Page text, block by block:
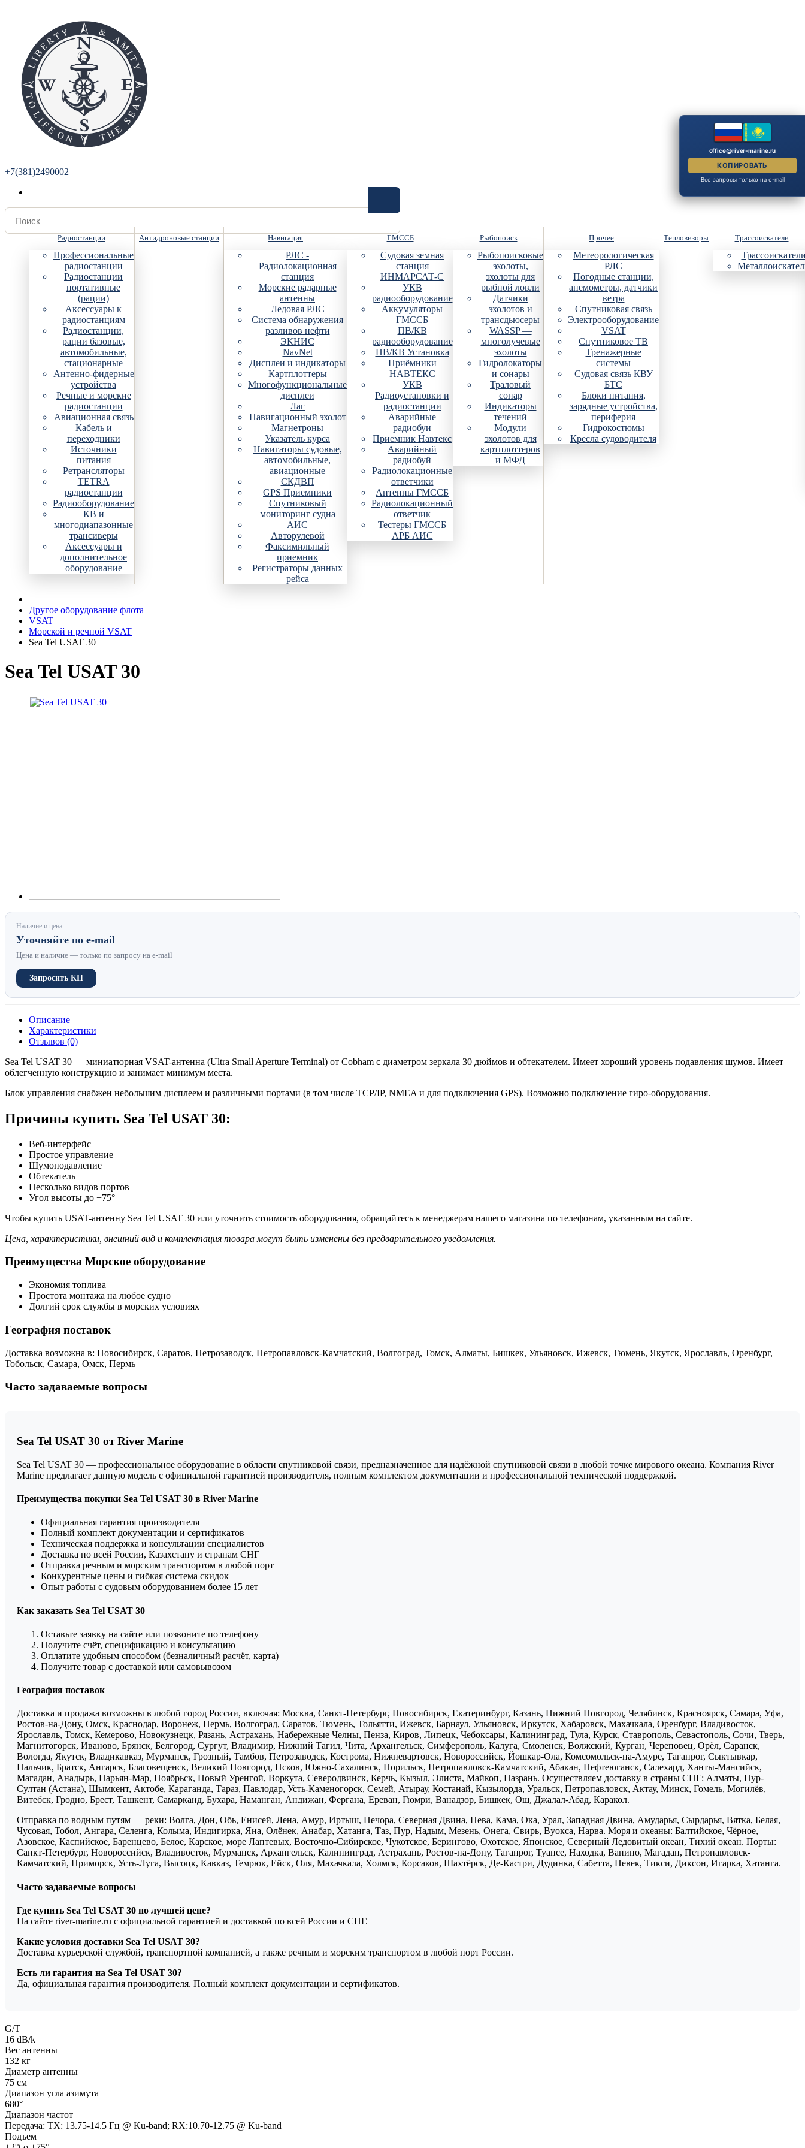
+7(381)2490002
Радиостанции
Профессиональные
радиостанции
Радиостанции
портативные
(рации)
Аксессуары к
радиостанциям
Радиостанции,
рации базовые,
автомобильные,
стационарные
Антенно-фидерные
устройства
Речные и морские
радиостанции
Авиационная связь
Кабель и
переходники
Источники
питания
Ретрансляторы
TETRA
радиостанции
Радиооборудование
КВ и
многодиапазонные
трансиверы
Аксессуары и
дополнительное
оборудование
Антидроновые станции Навигация
РЛС -
Радиолокационная
станция
Морские радарные
антенны
Ледовая РЛС
Система обнаружения
разливов нефти
ЭКНИС
NavNet
Дисплеи и индикаторы
Картплоттеры
Многофункциональные
дисплеи
Лаг
Навигационный эхолот
Магнетроны
Указатель курса
Навигаторы судовые,
автомобильные,
авиационные
СКДВП
GPS Приемники
Спутниковый
мониторинг судна
АИС
Авторулевой
Факсимильный
приемник
Регистраторы данных
рейса
ГМССБ
Судовая земная
станция
ИНМАРСАТ-С
УКВ
радиооборудование
Аккумуляторы
ГМССБ
ПВ/КВ
радиооборудование
ПВ/КВ Установка
Приёмники
НАВТЕКС
УКВ
Радиоустановки и
радиостанции
Аварийные
радиобуи
Приемник Навтекс
Аварийный
радиобуй
Радиолокационные
ответчики
Антенны ГМССБ
Радиолокационный
ответчик
Тестеры ГМССБ
АРБ АИС
Рыбопоиск
Рыбопоисковые
эхолоты,
эхолоты для
рыбной ловли
Датчики
эхолотов и
трансдьюсеры
WASSP —
многолучевые
эхолоты
Гидролокаторы
и сонары
Траловый
сонар
Индикаторы
течений
Модули
эхолотов для
картплоттеров
и МФД
Прочее
Метеорологическая
РЛС
Погодные станции,
анемометры, датчики
ветра
Спутниковая связь
Электрооборудование
VSAT
Спутниковое ТВ
Тренажерные
системы
Судовая связь КВУ
БТС
Блоки питания,
зарядные устройства,
периферия
Гидрокостюмы
Кресла судоводителя
Тепловизоры Трассоискатели
Другое оборудование флота
VSAT
Морской и речной VSAT
Sea Tel USAT 30
Sea Tel USAT 30
Наличие и цена
Уточняйте по e-mail
Цена и наличие — только по запросу на e-mail
Запросить КП
Описание
Характеристики
Отзывов (0)
Sea Tel USAT 30 — миниатюрная VSAT-антенна (Ultra Small Aperture Terminal) от Cobham с диаметром зеркала 30 дюймов и обтекателем. Имеет хороший уровень подавления шумов. Имеет
облегченную конструкцию и занимает минимум места.
Блок управления снабжен небольшим дисплеем и различными портами (в том числе TCP/IP, NMEA и для подключения GPS). Возможно подключение гиро-оборудования.
Причины купить Sea Tel USAT 30:
Веб-интерфейс
Простое управление
Шумоподавление
Обтекатель
Несколько видов портов
Угол высоты до +75°
Чтобы купить USAT-антенну Sea Tel USAT 30 или уточнить стоимость оборудования, обращайтесь к менеджерам нашего магазина по телефонам, указанным на сайте.
Цена, характеристики, внешний вид и комплектация товара могут быть изменены без предварительного уведомления.
Преимущества Морское оборудование
Экономия топлива
Простота монтажа на любое судно
Долгий срок службы в морских условиях
География поставок
Доставка возможна в: Новосибирск, Саратов, Петрозаводск, Петропавловск-Камчатский, Волгоград, Томск, Алматы, Бишкек, Ульяновск, Ижевск, Тюмень, Якутск, Ярославль, Оренбург,
Тобольск, Самара, Омск, Пермь
Часто задаваемые вопросы
Sea Tel USAT 30 от River Marine
Sea Tel USAT 30 — профессиональное оборудование в области спутниковой связи, предназначенное для надёжной спутниковой связи в любой точке мирового океана. Компания River
Marine предлагает данную модель с официальной гарантией производителя, полным комплектом документации и профессиональной технической поддержкой.
Преимущества покупки Sea Tel USAT 30 в River Marine
Официальная гарантия производителя
Полный комплект документации и сертификатов
Техническая поддержка и консультации специалистов
Доставка по всей России, Казахстану и странам СНГ
Отправка речным и морским транспортом в любой порт
Конкурентные цены и гибкая система скидок
Опыт работы с судовым оборудованием более 15 лет
Как заказать Sea Tel USAT 30
Оставьте заявку на сайте или позвоните по телефону
Получите счёт, спецификацию и консультацию
Оплатите удобным способом (безналичный расчёт, карта)
Получите товар с доставкой или самовывозом
География поставок
Доставка и продажа возможны в любой город России, включая: Москва, Санкт-Петербург, Новосибирск, Екатеринбург, Казань, Нижний Новгород, Челябинск, Красноярск, Самара, Уфа,
Ростов-на-Дону, Омск, Краснодар, Воронеж, Пермь, Волгоград, Саратов, Тюмень, Тольятти, Ижевск, Барнаул, Ульяновск, Иркутск, Хабаровск, Махачкала, Оренбург, Владивосток,
Ярославль, Томск, Кемерово, Новокузнецк, Рязань, Астрахань, Набережные Челны, Пенза, Киров, Липецк, Чебоксары, Калининград, Тула, Курск, Ставрополь, Севастополь, Сочи, Тверь,
Магнитогорск, Иваново, Брянск, Белгород, Сургут, Владимир, Нижний Тагил, Чита, Архангельск, Симферополь, Калуга, Смоленск, Волжский, Курган, Череповец, Орёл, Саранск,
Вологда, Якутск, Владикавказ, Мурманск, Грозный, Тамбов, Петрозаводск, Кострома, Нижневартовск, Новороссийск, Йошкар-Ола, Комсомольск-на-Амуре, Таганрог, Сыктывкар,
Нальчик, Братск, Ангарск, Благовещенск, Великий Новгород, Псков, Южно-Сахалинск, Норильск, Петропавловск-Камчатский, Абакан, Нефтеюганск, Салехард, Ханты-Мансийск,
Магадан, Анадырь, Нарьян-Мар, Ноябрьск, Новый Уренгой, Воркута, Северодвинск, Керчь, Кызыл, Элиста, Майкоп, Назрань. Осуществляем доставку в страны СНГ: Алматы, Нур-
Султан (Астана), Шымкент, Актобе, Караганда, Тараз, Павлодар, Усть-Каменогорск, Семей, Атырау, Костанай, Кызылорда, Уральск, Петропавловск, Актау, Минск, Гомель, Могилёв,
Витебск, Гродно, Брест, Ташкент, Самарканд, Бухара, Наманган, Андижан, Фергана, Ереван, Гюмри, Ванадзор, Бишкек, Ош, Джалал-Абад, Каракол.
Отправка по водным путям — реки: Волга, Дон, Обь, Енисей, Лена, Амур, Иртыш, Печора, Северная Двина, Нева, Кама, Ока, Урал, Западная Двина, Амударья, Сырдарья, Вятка, Белая,
Чусовая, Тобол, Ангара, Селенга, Колыма, Индигирка, Яна, Олёнек, Анабар, Хатанга, Таз, Пур, Надым, Мезень, Онега, Свирь, Вуокса, Нарва. Моря и океаны: Балтийское, Чёрное,
Азовское, Каспийское, Баренцево, Белое, Карское, море Лаптевых, Восточно-Сибирское, Чукотское, Берингово, Охотское, Японское, Северный Ледовитый океан, Тихий океан. Порты:
Санкт-Петербург, Новороссийск, Владивосток, Мурманск, Архангельск, Калининград, Астрахань, Ростов-на-Дону, Таганрог, Туапсе, Находка, Ванино, Магадан, Петропавловск-
Камчатский, Приморск, Усть-Луга, Высоцк, Кавказ, Темрюк, Ейск, Оля, Махачкала, Холмск, Корсаков, Шахтёрск, Де-Кастри, Дудинка, Сабетта, Певек, Тикси, Диксон, Игарка, Хатанга.
Часто задаваемые вопросы
Где купить Sea Tel USAT 30 по лучшей цене?
На сайте river-marine.ru с официальной гарантией и доставкой по всей России и СНГ.
Какие условия доставки Sea Tel USAT 30?
Доставка курьерской службой, транспортной компанией, а также речным и морским транспортом в любой порт России.
Есть ли гарантия на Sea Tel USAT 30?
Да, официальная гарантия производителя. Полный комплект документации и сертификатов.
G/T
16 dB/k
Вес антенны
132 кг
Диаметр антенны
75 см
Диапазон угла азимута
680°
Диапазон частот
Передача: TX: 13.75-14.5 Гц @ Ku-band; RX:10.70-12.75 @ Ku-band
Подъем
office@river-marine.ru
КОПИРОВАТЬ
Все запросы только на e-mail